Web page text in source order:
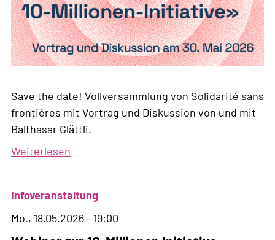
Save the date! Vollversammlung von Solidarité sans
frontières mit Vortrag und Diskussion von und mit
Balthasar Glättli.
Weiterlesen
mit
Vortrag
und
Infoveranstaltung
Mo., 18.05.2026 - 19:00